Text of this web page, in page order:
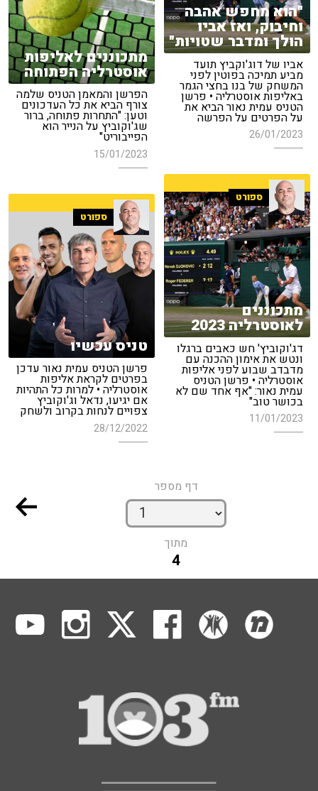
"הוא מחפש אהבה
וחיבוק, ואז אביו
הולך ומדבר שטויות"
אביו של דוג'וקביץ תועד
מביע תמיכה בפוטין לפני
המשחק של בנו בחצי הגמר
באליפות אוסטרליה • פרשן
הטניס עמית נאור הביא את
על הפרטים על הפרשה
26/01/2023
מתכוננים לאליפות
אוסטרליה הפתוחה
הפרשן והמאמן הטניס שלמה
צורף הביא את כל העדכונים
וטען: "התחרות פתוחה, ברור
שג'וקוביץ על הנייר הוא
הפייבוריט"
15/01/2023
ספורט
מתכוננים
לאוסטרליה 2023
דג'וקוביץ' חש כאבים ברגלו
ונטש את אימון ההכנה עם
מדבדב שבוע לפני אליפות
אוסטרליה • פרשן הטניס
עמית נאור: "אף אחד שם לא
בכושר טוב"
11/01/2023
ספורט
טניס עכשיו
פרשן הטניס עמית נאור עדכן
בפרטים לקראת אליפות
אוסטרליה • למרות כל התהיות
אם יגיעו, נדאל וג'וקוביץ
צפויים לנחות בקרוב ולשחק
28/12/2022
דף מספר
מתוך
4